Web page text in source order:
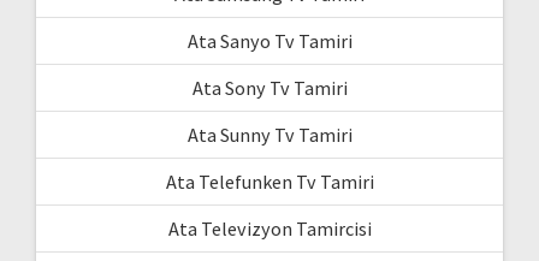
Ata Sanyo Tv Tamiri
Ata Sony Tv Tamiri
Ata Sunny Tv Tamiri
Ata Telefunken Tv Tamiri
Ata Televizyon Tamircisi